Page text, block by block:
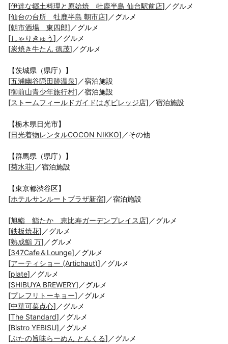
[伊達な郷土料理と原始焼 牡鹿半島 仙台駅前店]／グルメ
[仙台の台所 牡鹿半島 朝市店]／グルメ
[朝市酒場 東四郎]／グルメ
[しゃりきゅう]／グルメ
[炭焼き牛たん 徳茂]／グルメ
【茨城県（県庁）】
[五浦幽谷隠田跡温泉]／宿泊施設
[御前山青少年旅行村]／宿泊施設
[ストームフィールドガイドはぎビレッジ店]／宿泊施設
【栃木県日光市】
[日光着物レンタルCOCON NIKKO]／その他
【群馬県（県庁）】
[菊水荘]／宿泊施設
【東京都渋谷区】
[ホテルサンルートプラザ新宿]／宿泊施設
[旭鮨 鮨たか 恵比寿ガーデンプレイス店]／グルメ
[鉄板焼花]／グルメ
[熟成鮨 万]／グルメ
[347Cafe＆Lounge]／グルメ
[アーティショー (Artichaut)]／グルメ
[plate]／グルメ
[SHIBUYA BREWERY]／グルメ
[プレフリトーキョー]／グルメ
[中華可菜点心]／グルメ
[The Standard]／グルメ
[Bistro YEBISU]／グルメ
[ぶたの旨味らーめん とんくる]／グルメ